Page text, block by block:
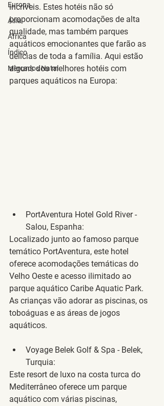
Europa
Ásia
África
Índico
Mercados Natal
incríveis. Estes hotéis não só
proporcionam acomodações de alta
qualidade, mas também parques
aquáticos emocionantes que farão as
delícias de toda a família. Aqui estão
alguns dos melhores hotéis com
parques aquáticos na Europa:
PortAventura Hotel Gold River -
Salou, Espanha:
Localizado junto ao famoso parque
temático PortAventura, este hotel
oferece acomodações temáticas do
Velho Oeste e acesso ilimitado ao
parque aquático Caribe Aquatic Park.
As crianças vão adorar as piscinas, os
toboáguas e as áreas de jogos
aquáticos.
Voyage Belek Golf & Spa - Belek,
Turquia:
Este resort de luxo na costa turca do
Mediterrâneo oferece um parque
aquático com várias piscinas,